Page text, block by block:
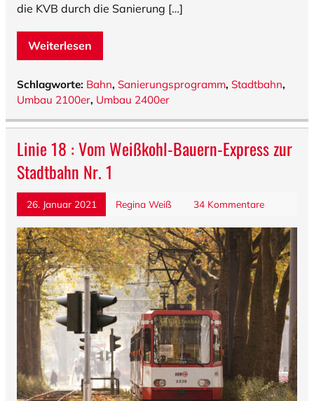
die KVB durch die Sanierung […]
Weiterlesen
Schlagworte: Bahn, Sanierungsprogramm, Stadtbahn,
Umbau 2100er, Umbau 2400er
Linie 18 : Vom Weißkohl-Bauern-Express zur
Stadtbahn Nr. 1
26. Januar 2021 Regina Weiß 34 Kommentare